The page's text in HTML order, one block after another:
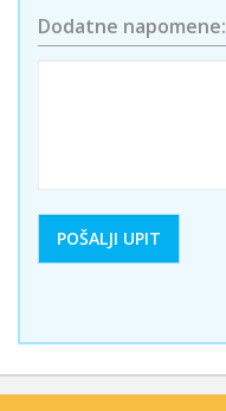
Dodatne napomene: